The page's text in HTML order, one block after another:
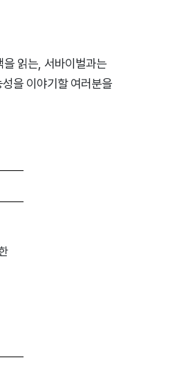
을 읽는, 서바이벌과는
을 이야기할 여러분을